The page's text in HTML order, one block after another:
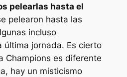
pelearlas hasta el
pelearon hasta las
incluso
última jornada. Es cierto
Champions es diferente
hay un misticismo